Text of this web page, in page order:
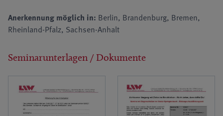
Anerkennung möglich in: Berlin, Brandenburg, Bremen,
Rheinland-Pfalz, Sachsen-Anhalt
Seminarunterlagen / Dokumente